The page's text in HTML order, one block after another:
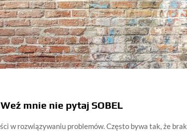
mnie nie pytaj SOBEL
w rozwiązywaniu problemów. Często bywa tak, że brak